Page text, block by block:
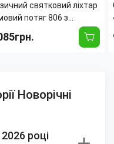
святковий ліхтар
потяг 806 з
фігурками
Новорічні
році